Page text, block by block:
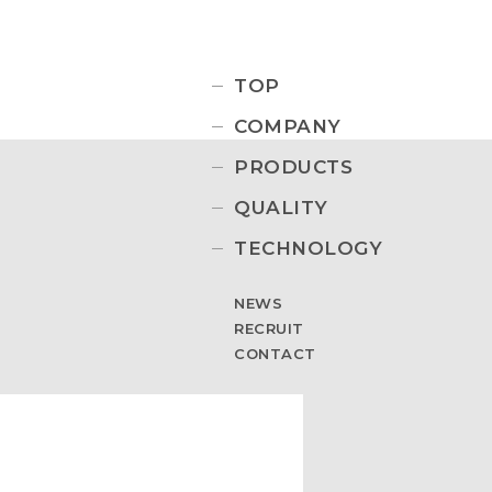
TOP
COMPANY
PRODUCTS
QUALITY
TECHNOLOGY
NEWS
RECRUIT
CONTACT